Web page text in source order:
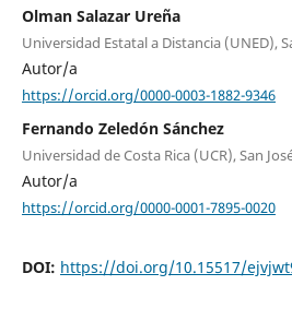
Olman Salazar Ureña
Universidad Estatal a Distancia (UNED),
Autor/a
https://orcid.org/0000-0003-1882-9346
Fernando Zeledón Sánchez
Universidad de Costa Rica (UCR), San
Autor/a
https://orcid.org/0000-0001-7895-0020
DOI: https://doi.org/10.15517/